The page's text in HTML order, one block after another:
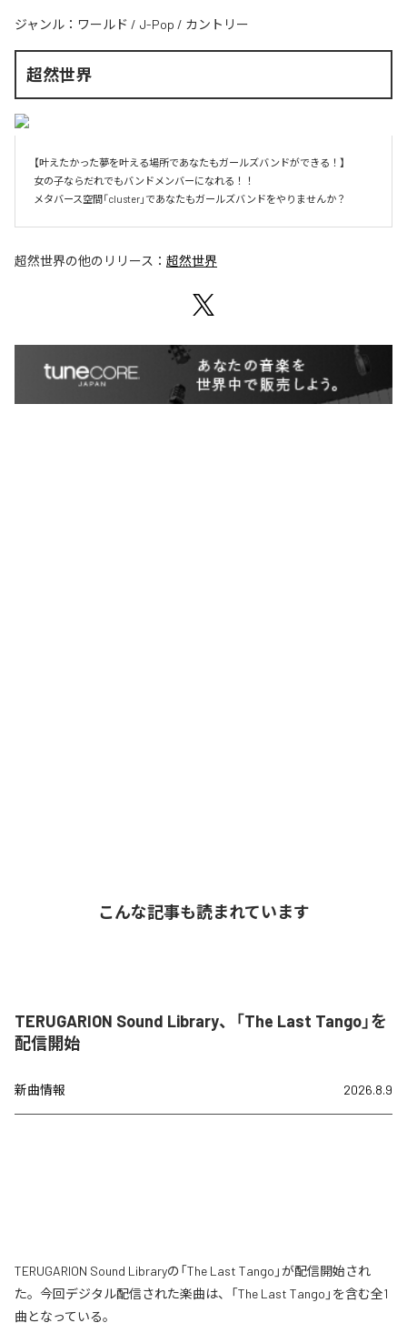
ジャンル： ワールド / J-Pop / カントリー
超然世界
【叶えたかった夢を叶える場所であなたもガールズバンドができる！】
女の子ならだれでもバンドメンバーになれる！！
超然世界の他のリリース： 超然世界
こんな記事も読まれています
TERUGARION Sound Library、「The Last Tango」を
配信開始
新曲情報 2026.8.9
TERUGARION Sound Libraryの「The Last Tango」が配信開始され
た。今回デジタル配信された楽曲は、「The Last Tango」を含む全1
曲となっている。